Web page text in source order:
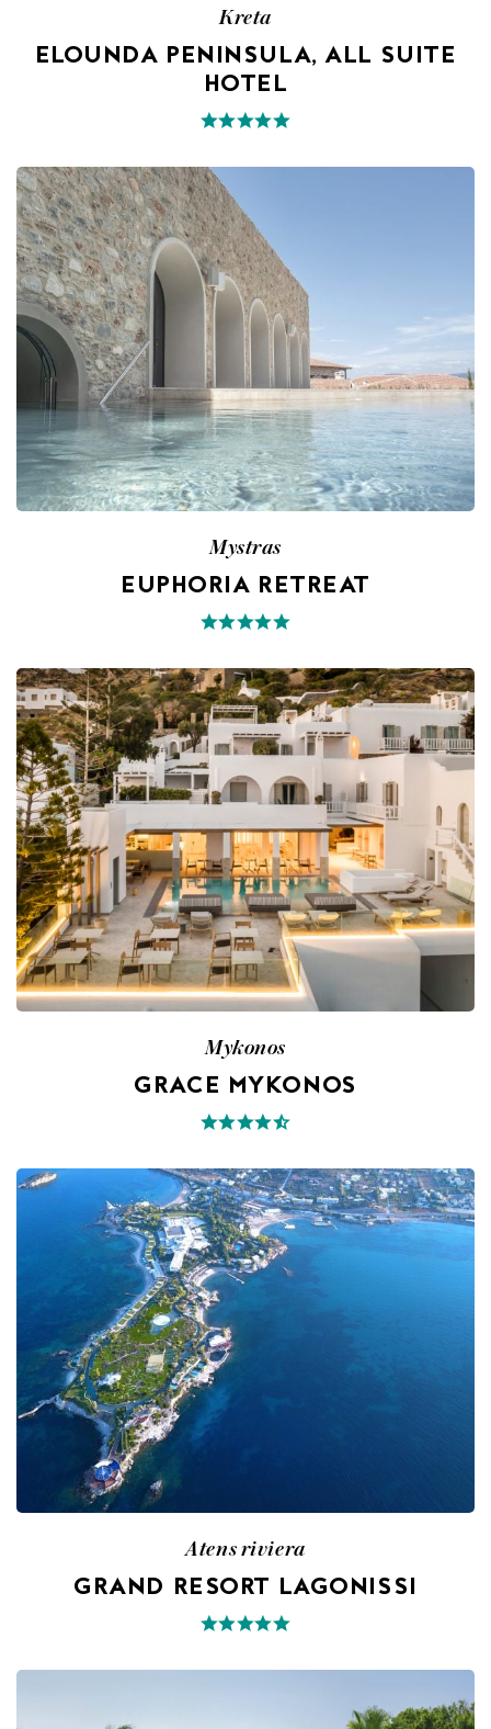
Kreta
ELOUNDA PENINSULA, ALL SUITE
HOTEL
Mystras
EUPHORIA RETREAT
Mykonos
GRACE MYKONOS
Atens riviera
GRAND RESORT LAGONISSI